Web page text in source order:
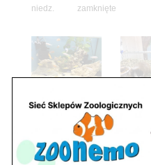
niedz. zamknięte